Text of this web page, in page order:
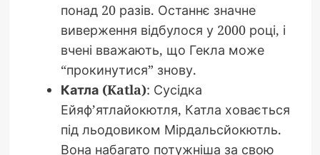
понад 20 разів. Останнє значне
виверження відбулося у 2000 році, і
вчені вважають, що Гекла може
“прокинутися” знову.
Катла (Katla): Сусідка
Ейяф’ятлайокютля, Катла ховається
під льодовиком Мірдальсйокютль.
Вона набагато потужніша за свою